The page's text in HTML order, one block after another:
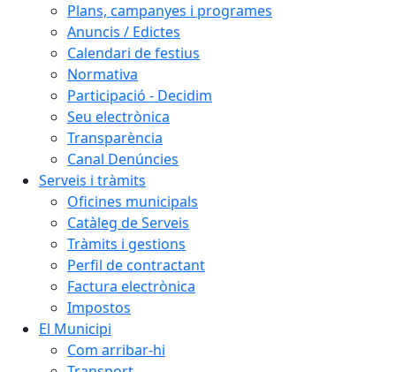
Plans, campanyes i programes
Anuncis / Edictes
Calendari de festius
Normativa
Participació - Decidim
Seu electrònica
Transparència
Canal Denúncies
Serveis i tràmits
Oficines municipals
Catàleg de Serveis
Tràmits i gestions
Perfil de contractant
Factura electrònica
Impostos
El Municipi
Com arribar-hi